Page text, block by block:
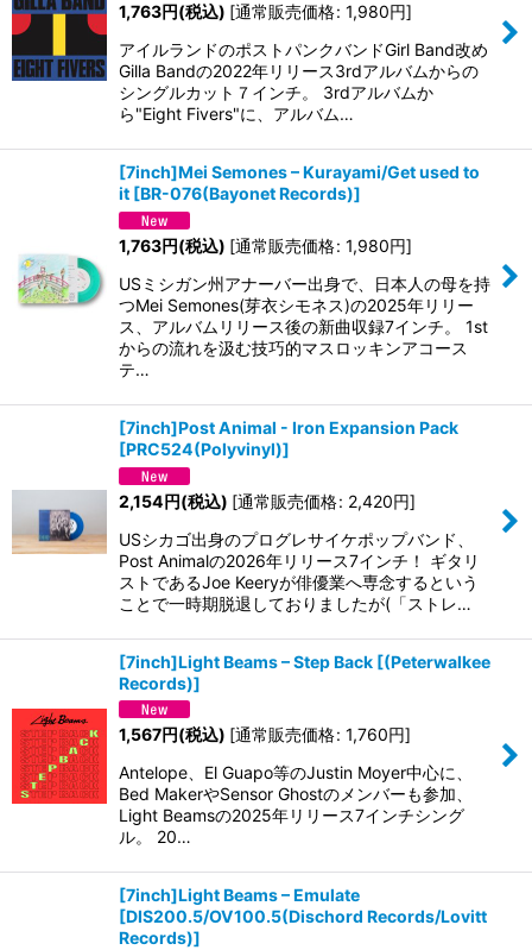
1,763円(税込) [通常販売価格: 1,980円]
アイルランドのポストパンクバンドGirl Band改め
Gilla Bandの2022年リリース3rdアルバムからの
シングルカット７インチ。 3rdアルバムか
ら"Eight Fivers"に、アルバム…
[7inch]Mei Semones – Kurayami/Get used to
it [BR-076(Bayonet Records)]
1,763円(税込) [通常販売価格: 1,980円]
USミシガン州アナーバー出身で、日本人の母を持
つMei Semones(芽衣シモネス)の2025年リリー
ス、アルバムリリース後の新曲収録7インチ。 1st
からの流れを汲む技巧的マスロッキンアコース
テ…
[7inch]Post Animal - Iron Expansion Pack
[PRC524(Polyvinyl)]
2,154円(税込) [通常販売価格: 2,420円]
USシカゴ出身のプログレサイケポップバンド、
Post Animalの2026年リリース7インチ！ ギタリ
ストであるJoe Keeryが俳優業へ専念するという
ことで一時期脱退しておりましたが(「ストレ…
[7inch]Light Beams – Step Back [(Peterwalkee
Records)]
1,567円(税込) [通常販売価格: 1,760円]
Antelope、El Guapo等のJustin Moyer中心に、
Bed MakerやSensor Ghostのメンバーも参加、
Light Beamsの2025年リリース7インチシング
ル。 20…
[7inch]Light Beams – Emulate
[DIS200.5/OV100.5(Dischord Records/Lovitt
Records)]